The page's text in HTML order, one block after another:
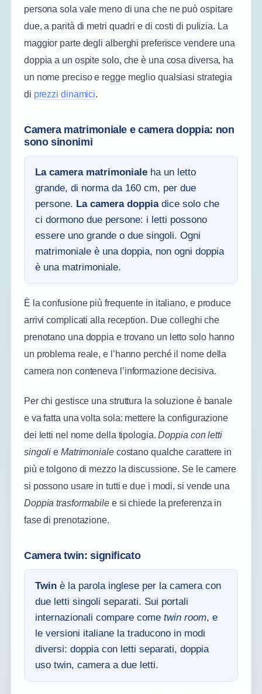
persona sola vale meno di una che ne può ospitare
due, a parità di metri quadri e di costi di pulizia. La
maggior parte degli alberghi preferisce vendere una
doppia a un ospite solo, che è una cosa diversa, ha
un nome preciso e regge meglio qualsiasi strategia
di prezzi dinamici.
Camera matrimoniale e camera doppia: non
sono sinonimi
La camera matrimonialeha un letto
grande, di norma da 160 cm, per due
persone. La camera doppiadice solo che
ci dormono due persone: i letti possono
essere uno grande o due singoli. Ogni
matrimoniale è una doppia, non ogni doppia
è una matrimoniale.
È la confusione più frequente in italiano, e produce
arrivi complicati alla reception. Due colleghi che
prenotano una doppia e trovano un letto solo hanno
un problema reale, e l’hanno perché il nome della
camera non conteneva l’informazione decisiva.
Per chi gestisce una struttura la soluzione è banale
e va fatta una volta sola: mettere la configurazione
dei letti nel nome della tipologia.Doppia con letti
singoli e Matrimonialecostano qualche carattere in
più e tolgono di mezzo la discussione. Se le camere
si possono usare in tutti e due i modi, si vende una
Doppia trasformabile e si chiede la preferenza in
fase di prenotazione.
Camera twin: significato
Twinè la parola inglese per la camera con
due letti singoli separati. Sui portali
internazionali compare come twin room, e
le versioni italiane la traducono in modi
diversi: doppia con letti separati, doppia
uso twin, camera a due letti.